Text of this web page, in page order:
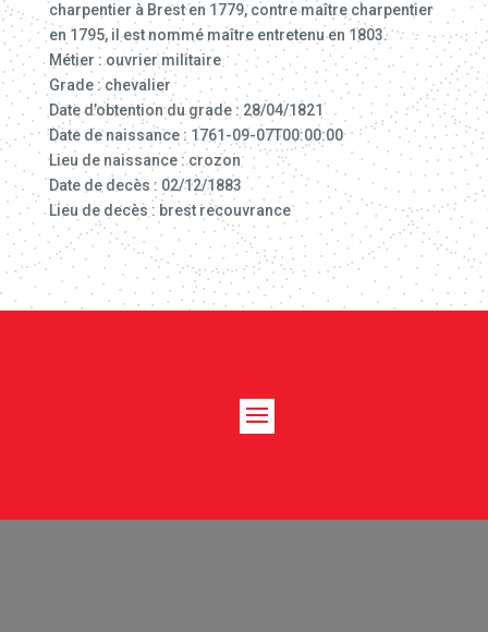
charpentier à Brest en 1779, contre maître charpentier
en 1795, il est nommé maître entretenu en 1803.
Métier : ouvrier militaire
Grade : chevalier
Date d’obtention du grade : 28/04/1821
Date de naissance : 1761-09-07T00:00:00
Lieu de naissance : crozon
Date de decès : 02/12/1883
Lieu de decès : brest recouvrance